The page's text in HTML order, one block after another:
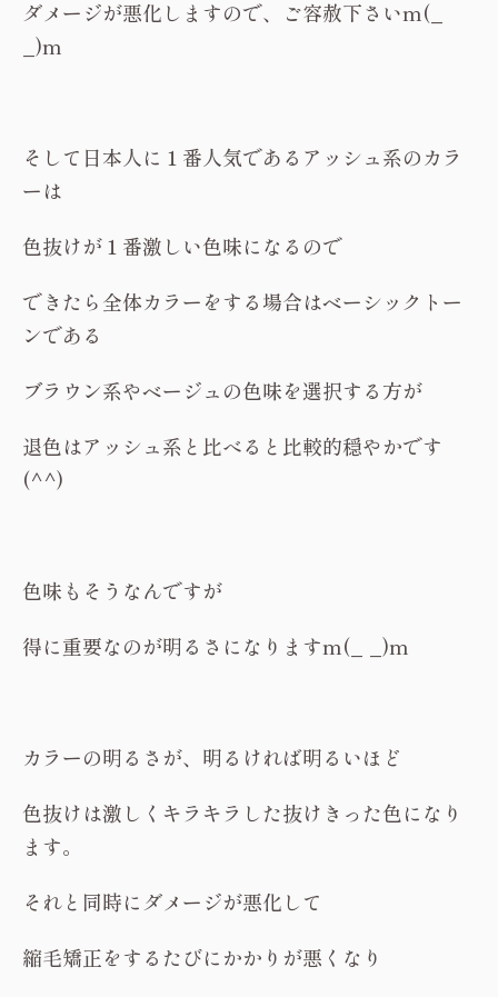
ダメージが悪化しますので、ご容赦下さいm(_
_)m
そして日本人に１番人気であるアッシュ系のカラ
ーは
色抜けが１番激しい色味になるので
できたら全体カラーをする場合はベーシックトー
ンである
ブラウン系やベージュの色味を選択する方が
退色はアッシュ系と比べると比較的穏やかです
(^^)
色味もそうなんですが
得に重要なのが明るさになりますm(_ _)m
カラーの明るさが、明るければ明るいほど
色抜けは激しくキラキラした抜けきった色になり
ます。
それと同時にダメージが悪化して
縮毛矯正をするたびにかかりが悪くなり